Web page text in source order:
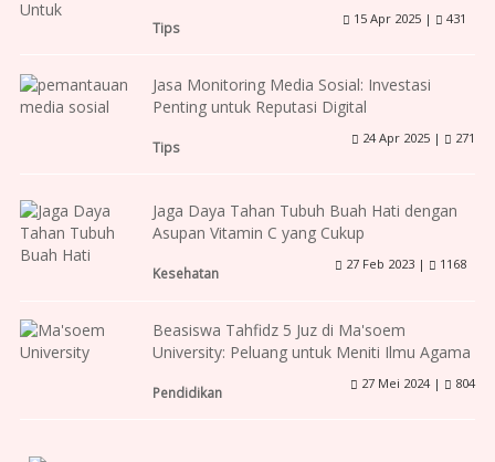
Tips
15 Apr 2025 | 431
Jasa Monitoring Media Sosial: Investasi
Penting untuk Reputasi Digital
Tips
24 Apr 2025 | 271
Jaga Daya Tahan Tubuh Buah Hati dengan
Asupan Vitamin C yang Cukup
Kesehatan
27 Feb 2023 | 1168
Beasiswa Tahfidz 5 Juz di Ma'soem
University: Peluang untuk Meniti Ilmu Agama
Pendidikan
27 Mei 2024 | 804